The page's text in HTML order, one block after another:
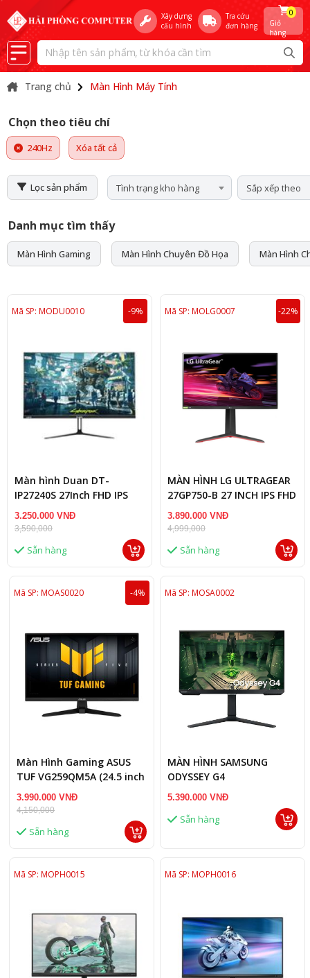
Xây dựng
cấu hình
Tra cứu
đơn hàng
Giỏ
hàng
0
Trang chủ Màn Hình Máy Tính
Chọn theo tiêu chí
240Hz Xóa tất cả
Lọc sản phẩm Tình trạng kho hàng Sắp xếp theo
Danh mục tìm thấy
Màn Hình Gaming Màn Hình Chuyên Đồ Họa Màn Hình
Mã SP: MODU0010 -9%
Màn hình Duan DT-
IP27240S 27Inch FHD IPS
240Hz Đen
3.250.000 VNĐ
3,590,000
Sẵn hàng
Mã SP: MOLG0007 -22%
MÀN HÌNH LG ULTRAGEAR
27GP750-B 27 INCH IPS FHD
240HZ 1MS HDR FREESYNC
G-SYNC
3.890.000 VNĐ
4,999,000
Sẵn hàng
Mã SP: MOAS0020 -4%
Màn Hình Gaming ASUS
TUF VG259QM5A (24.5 inch
- IPS - FHD - 240Hz - 0.3ms-
Speaker)
3.990.000 VNĐ
4,150,000
Sẵn hàng
Mã SP: MOSA0002
MÀN HÌNH SAMSUNG
ODYSSEY G4
LS27BG400EEXXV 27INCH
5.390.000 VNĐ
Sẵn hàng
Mã SP: MOPH0015 Mã SP: MOPH0016